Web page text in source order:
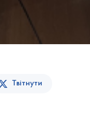
Твітнути